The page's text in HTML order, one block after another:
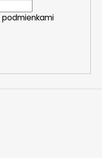
podmienkami